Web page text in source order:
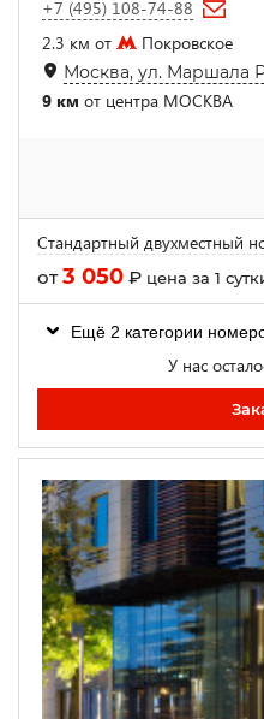
+7 (495) 108-74-88
2.3 км от
Покровское
Москва, ул. Маршала
9 км от центра МОСКВА
Стандартный двухместный
от3 050 ₽ цена за 1
Ещё 2 категории
У нас